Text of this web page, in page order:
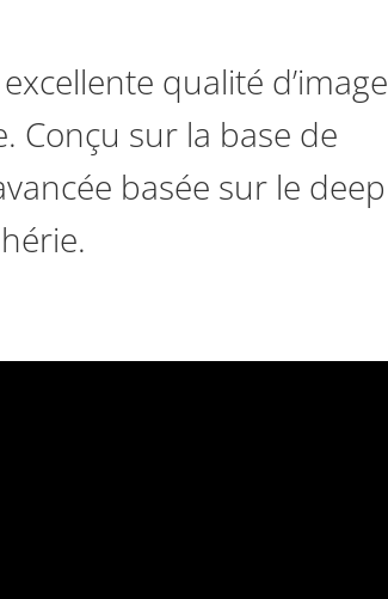
qualité d’image
Conçu sur la base de
basée sur le deep